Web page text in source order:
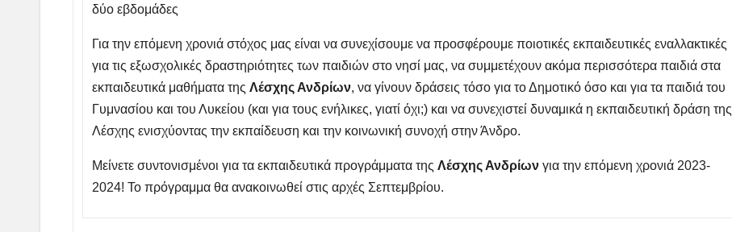
δύο εβδομάδες
Για την επόμενη χρονιά στόχος μας είναι να συνεχίσουμε να προσφέρουμε ποιοτικές εκπαιδευτικές εναλλακτικές
για τις εξωσχολικές δραστηριότητες των παιδιών στο νησί μας, να συμμετέχουν ακόμα περισσότερα παιδιά στα
εκπαιδευτικά μαθήματα τηςΛέσχης Ανδρίων, να γίνουν δράσεις τόσο για το Δημοτικό όσο και για τα παιδιά του
Γυμνασίου και του Λυκείου (και για τους ενήλικες, γιατί όχι;) και να συνεχιστεί δυναμικά η εκπαιδευτική δράση της
Λέσχης ενισχύοντας την εκπαίδευση και την κοινωνική συνοχή στην Άνδρο.
Μείνετε συντονισμένοι για τα εκπαιδευτικά προγράμματα τηςΛέσχης Ανδρίων για την επόμενη χρονιά 2023-
2024! Το πρόγραμμα θα ανακοινωθεί στις αρχές Σεπτεμβρίου.